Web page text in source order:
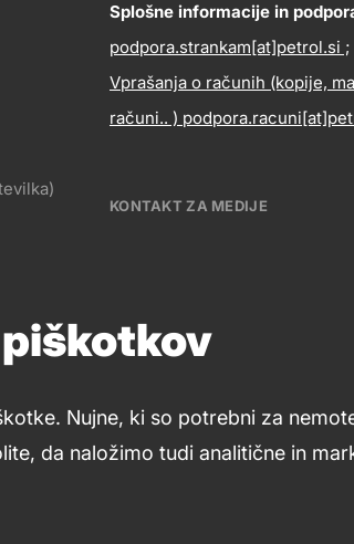
Nujne, ki so potrebni za
da naložimo tudi analitične in
Contact
Splošne informacije in
podpora.strankam[at]petrol.si ;
Vprašanja o računih (kopije,
računi.. )
KONTAKT ZA MEDIJE
petrol.pr[at]petrol.si